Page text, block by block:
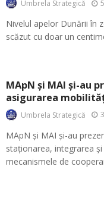
Umbrela Strategică
Nivelul apelor Dunării în
scăzut cu doar un
MApN și MAI și-au
asigurarea
Umbrela Strategică
MApN și MAI și-au
staționarea, integrarea
mecanismele de